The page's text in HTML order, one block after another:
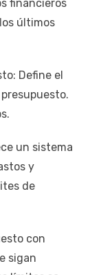
financieros
últimos
Define el
un sistema
y
de
con
sigan